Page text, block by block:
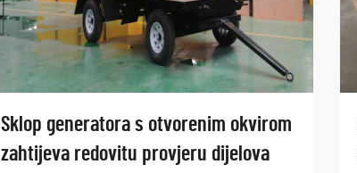
Sklop generatora s otvorenim okvirom
zahtijeva redovitu provjeru dijelova